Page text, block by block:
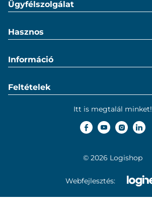
Ügyfélszolgálat
Hasznos
Információ
Feltételek
Itt is megtalál minket!
© 2026 Logishop
Webfejlesztés: